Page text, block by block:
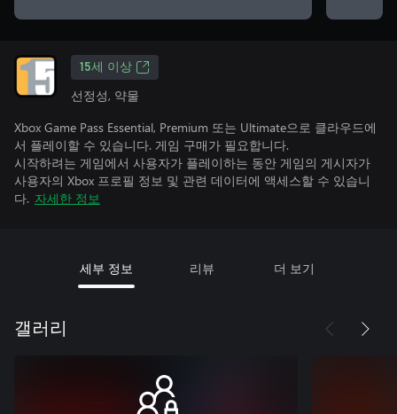
15세 이상
선정성, 약물
Xbox Game Pass Essential, Premium 또는 Ultimate으로 클라우드에
서 플레이할 수 있습니다. 게임 구매가 필요합니다.
시작하려는 게임에서 사용자가 플레이하는 동안 게임의 게시자가
사용자의 Xbox 프로필 정보 및 관련 데이터에 액세스할 수 있습니
다. 자세한 정보
세부 정보 리뷰 더 보기
갤러리